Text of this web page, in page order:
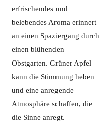
erfrischendes und
belebendes Aroma erinnert
an einen Spaziergang durch
einen blühenden
Obstgarten. Grüner Apfel
kann die Stimmung heben
und eine anregende
Atmosphäre schaffen, die
die Sinne anregt.